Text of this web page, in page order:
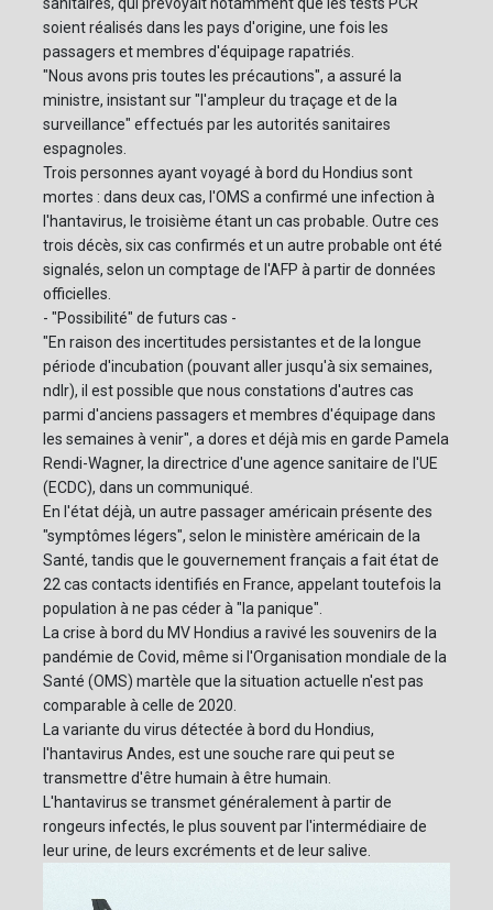
soient réalisés dans les pays d'origine, une fois les
passagers et membres d'équipage rapatriés.
"Nous avons pris toutes les précautions", a assuré la
ministre, insistant sur "l'ampleur du traçage et de la
surveillance" effectués par les autorités sanitaires
espagnoles.
Trois personnes ayant voyagé à bord du Hondius sont
mortes : dans deux cas, l'OMS a confirmé une infection à
l'hantavirus, le troisième étant un cas probable. Outre ces
trois décès, six cas confirmés et un autre probable ont été
signalés, selon un comptage de l'AFP à partir de données
officielles.
- "Possibilité" de futurs cas -
"En raison des incertitudes persistantes et de la longue
période d'incubation (pouvant aller jusqu'à six semaines,
ndlr), il est possible que nous constations d'autres cas
parmi d'anciens passagers et membres d'équipage dans
les semaines à venir", a dores et déjà mis en garde Pamela
Rendi-Wagner, la directrice d'une agence sanitaire de l'UE
(ECDC), dans un communiqué.
En l'état déjà, un autre passager américain présente des
"symptômes légers", selon le ministère américain de la
Santé, tandis que le gouvernement français a fait état de
22 cas contacts identifiés en France, appelant toutefois la
population à ne pas céder à "la panique".
La crise à bord du MV Hondius a ravivé les souvenirs de la
pandémie de Covid, même si l'Organisation mondiale de la
Santé (OMS) martèle que la situation actuelle n'est pas
comparable à celle de 2020.
La variante du virus détectée à bord du Hondius,
l'hantavirus Andes, est une souche rare qui peut se
transmettre d'être humain à être humain.
L'hantavirus se transmet généralement à partir de
rongeurs infectés, le plus souvent par l'intermédiaire de
leur urine, de leurs excréments et de leur salive.